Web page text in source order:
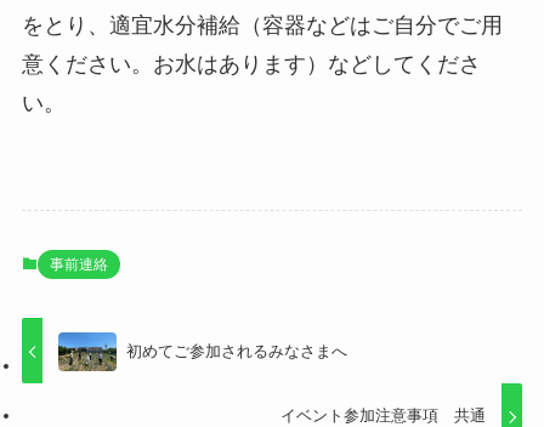
をとり、適宜水分補給（容器などはご自分でご用
意ください。お水はあります）などしてくださ
い。
事前連絡
初めてご参加されるみなさまへ
イベント参加注意事項 共通